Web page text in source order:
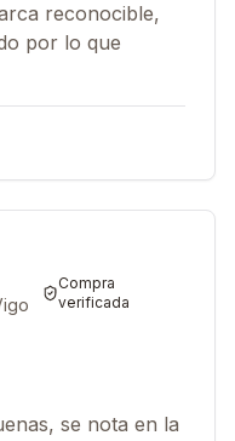
reconocible,
por lo que
Compra
verificada
se nota en la